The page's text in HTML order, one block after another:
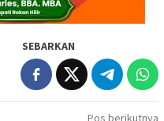
SEBARKAN
Pos berikutnya